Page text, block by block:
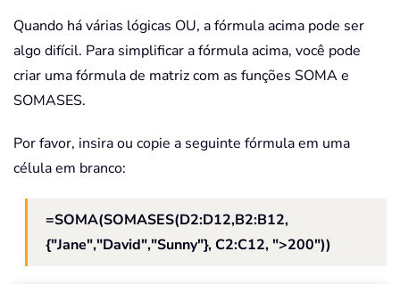
Quando há várias lógicas OU, a fórmula acima pode ser
algo difícil. Para simplificar a fórmula acima, você pode
criar uma fórmula de matriz com as funções SOMA e
SOMASES.
Por favor, insira ou copie a seguinte fórmula em uma
célula em branco:
=SOMA(SOMASES(D2:D12,B2:B12,
{"Jane","David","Sunny"}, C2:C12, ">200"))